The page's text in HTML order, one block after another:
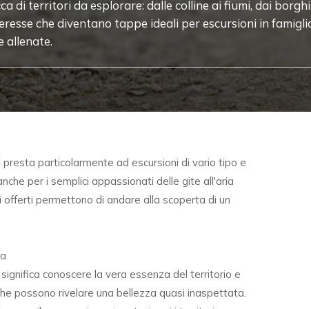
di territori da esplorare: dalle colline ai fiumi, dai
che diventano tappe ideali per escursioni in
allenate.
particolarmente ad escursioni di vario tipo e
per i semplici appassionati delle gite all'aria
offerti permettono di andare alla scoperta di un
conoscere la vera essenza del territorio e
possono rivelare una bellezza quasi inaspettata.